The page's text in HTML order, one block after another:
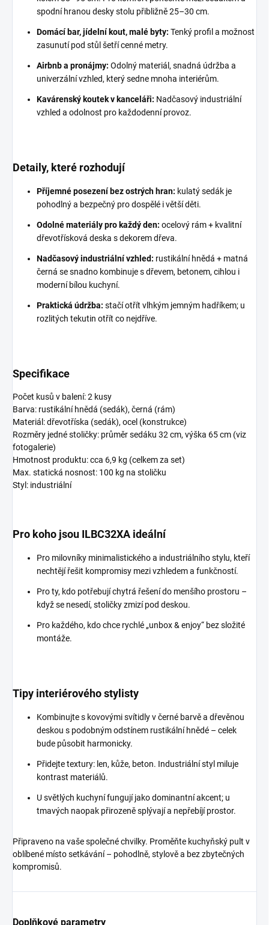
spodní hranou desky stolu přibližně 25–30 cm.
Domácí bar, jídelní kout, malé byty: Tenký profil a možnost
zasunutí pod stůl šetří cenné metry.
Airbnb a pronájmy: Odolný materiál, snadná údržba a
univerzální vzhled, který sedne mnoha interiérům.
Kavárenský koutek v kanceláři: Nadčasový industriální
vzhled a odolnost pro každodenní provoz.
Detaily, které rozhodují
Příjemné posezení bez ostrých hran: kulatý sedák je
pohodlný a bezpečný pro dospělé i větší děti.
Odolné materiály pro každý den: ocelový rám + kvalitní
dřevotřísková deska s dekorem dřeva.
Nadčasový industriální vzhled: rustikální hnědá + matná
černá se snadno kombinuje s dřevem, betonem, cihlou i
moderní bílou kuchyní.
Praktická údržba: stačí otřít vlhkým jemným hadříkem; u
rozlitých tekutin otřít co nejdříve.
Specifikace
Počet kusů v balení: 2 kusy
Barva: rustikální hnědá (sedák), černá (rám)
Materiál: dřevotříska (sedák), ocel (konstrukce)
Rozměry jedné stoličky: průměr sedáku 32 cm, výška 65 cm (viz
fotogalerie)
Hmotnost produktu: cca 6,9 kg (celkem za set)
Max. statická nosnost: 100 kg na stoličku
Styl: industriální
Pro koho jsou ILBC32XA ideální
Pro milovníky minimalistického a industriálního stylu, kteří
nechtějí řešit kompromisy mezi vzhledem a funkčností.
Pro ty, kdo potřebují chytrá řešení do menšího prostoru –
když se nesedí, stoličky zmizí pod deskou.
Pro každého, kdo chce rychlé „unbox & enjoy“ bez složité
montáže.
Tipy interiérového stylisty
Kombinujte s kovovými svítidly v černé barvě a dřevěnou
deskou s podobným odstínem rustikální hnědé – celek
bude působit harmonicky.
Přidejte textury: len, kůže, beton. Industriální styl miluje
kontrast materiálů.
U světlých kuchyní fungují jako dominantní akcent; u
tmavých naopak přirozeně splývají a nepřebíjí prostor.
Připraveno na vaše společné chvilky. Proměňte kuchyňský pult v
oblíbené místo setkávání – pohodlně, stylově a bez zbytečných
kompromisů.
Doplňkové parametry